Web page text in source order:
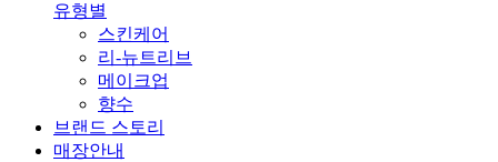
유형별
스킨케어
리-뉴트리브
메이크업
향수
브랜드 스토리
매장안내